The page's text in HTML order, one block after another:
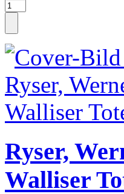
Ryser,
Walliser